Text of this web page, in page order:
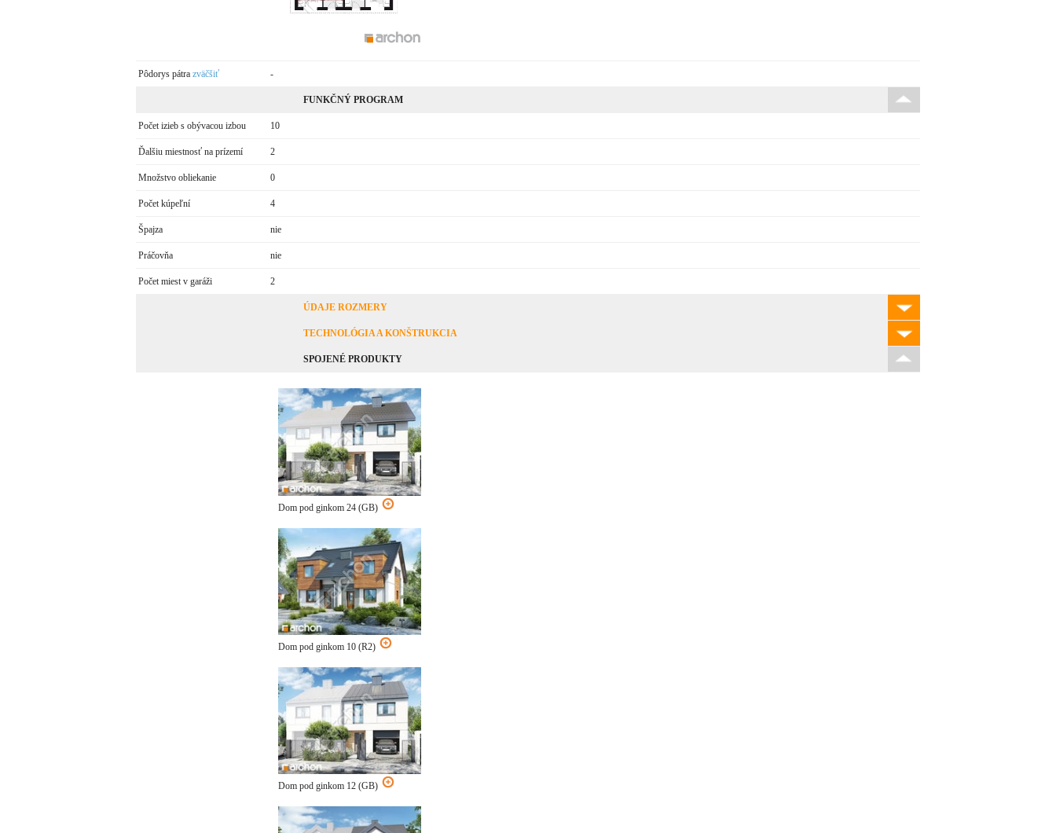
Pôdorys pátra zväčšiť -
FUNKČNÝ PROGRAM
Počet izieb s obývacou izbou 10
Ďalšiu miestnosť na prízemí 2
Množstvo obliekanie 0
Počet kúpeľní 4
Špajza nie
Práčovňa nie
Počet miest v garáži 2
ÚDAJE ROZMERY
TECHNOLÓGIA A KONŠTRUKCIA
SPOJENÉ PRODUKTY
Dom pod ginkom 24 (GB)
Dom pod ginkom 10 (R2)
Dom pod ginkom 12 (GB)